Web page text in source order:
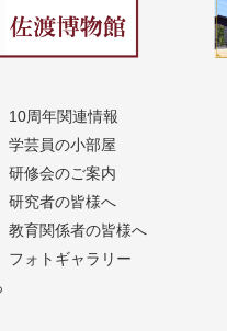
10周年関連情報
学芸員の小部屋
研修会のご案内
研究者の皆様へ
教育関係者の皆様へ
フォトギャラリー